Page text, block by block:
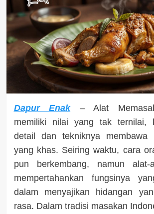
Dapur Enak– Alat
memiliki nilai yang tak ternilai,
detail dan tekniknya membawa
yang khas. Seiring waktu, cara
pun berkembang, namun
mempertahankan fungsinya
dalam menyajikan hidangan
rasa. Dalam tradisi masakan